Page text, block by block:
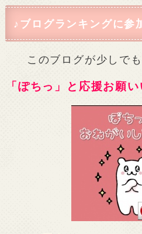
♪ブログランキングに参
このブログが少しで
「ぽちっ」と応援お願